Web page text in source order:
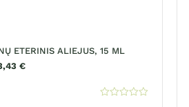
ETERINIS ALIEJUS, 15 ML
€